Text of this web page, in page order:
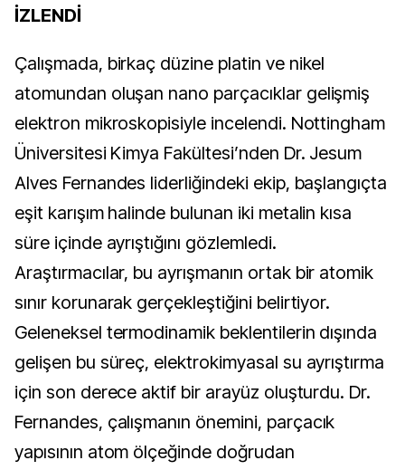
İZLENDİ
Çalışmada, birkaç düzine platin ve nikel
atomundan oluşan nano parçacıklar gelişmiş
elektron mikroskopisiyle incelendi. Nottingham
Üniversitesi Kimya Fakültesi’nden Dr. Jesum
Alves Fernandes liderliğindeki ekip, başlangıçta
eşit karışım halinde bulunan iki metalin kısa
süre içinde ayrıştığını gözlemledi.
Araştırmacılar, bu ayrışmanın ortak bir atomik
sınır korunarak gerçekleştiğini belirtiyor.
Geleneksel termodinamik beklentilerin dışında
gelişen bu süreç, elektrokimyasal su ayrıştırma
için son derece aktif bir arayüz oluşturdu. Dr.
Fernandes, çalışmanın önemini, parçacık
yapısının atom ölçeğinde doğrudan